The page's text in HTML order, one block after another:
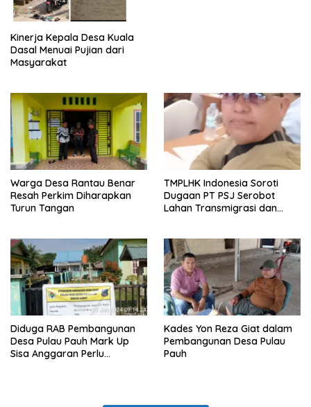
Kinerja Kepala Desa Kuala
Dasal Menuai Pujian dari
Masyarakat
Warga Desa Rantau Benar
Resah Perkim Diharapkan
Turun Tangan
TMPLHK Indonesia Soroti
Dugaan PT PSJ Serobot
Lahan Transmigrasi dan
Diduga RAB Pembangunan
Desa Pulau Pauh Mark Up
Sisa Anggaran Perlu
Kades Yon Reza Giat dalam
Pembangunan Desa Pulau
Pauh